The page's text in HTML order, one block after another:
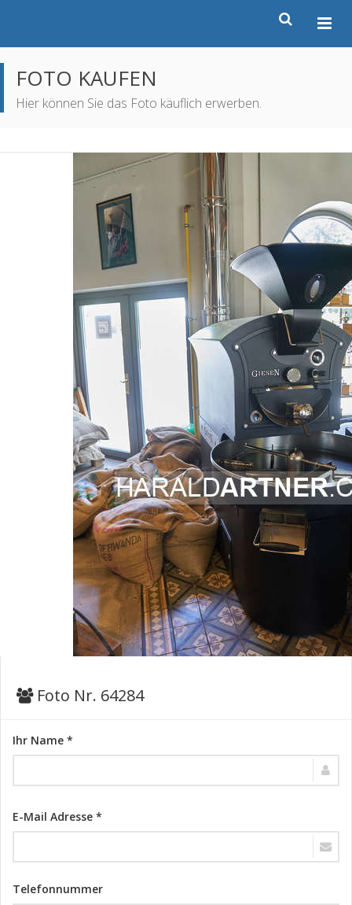
FOTO KAUFEN
Hier können Sie das Foto käuflich erwerben.
Foto Nr. 64284
Ihr Name *
E-Mail Adresse *
Telefonnummer